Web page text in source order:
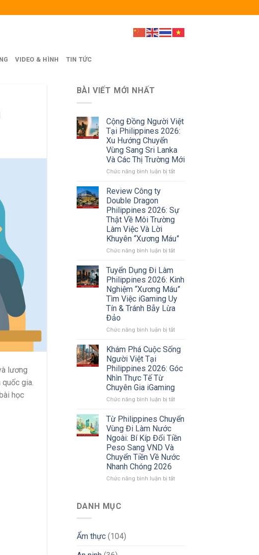
VIDEO & HÌNH TIN TỨC
lương
gia.
học
BÀI VIẾT MỚI NHẤT
Cộng Đồng Người Việt
Tại Philippines 2026:
Xu Hướng Chuyển
Vùng Sang Sri Lanka
Và Các Thị Trường Mới
Chức năng bình luận bị tắtở
Tại
Philippines
Xu
Hướng
Sri
Lanka
Và
Các
Mới
Review Công ty
Double Dragon
Philippines 2026: Sự
Thật Về Môi Trường
Làm Việc Và Lời
Khuyên “Xương Máu”
Chức năng bình luận bị tắtở
ty
Double
Dragon
Philippines
2026:
Thật
Trường
Việc
Lời
“Xương
Tuyển Dụng Đi Làm
Philippines 2026: Kinh
Nghiệm “Xương Máu”
Tìm Việc iGaming Uy
Tín & Tránh Bẫy Lừa
Đảo
Chức năng bình luận bị tắtở
Đi
Philippines
Nghiệm
Máu”
Tìm
iGaming
Tín
Bẫy
Khám Phá Cuộc Sống
Người Việt Tại
Philippines 2026: Góc
Nhìn Thực Tế Từ
Chuyên Gia iGaming
Chức năng bình luận bị tắtở
Phá
Cuộc
Người
Tại
2026:
Từ Philippines Chuyển
Vùng Đi Làm Nước
Ngoài: Bí Kíp Đổi Tiền
Peso Sang VND Và
Chuyển Tiền Về Nước
Nhanh Chóng 2026
Chức năng bình luận bị tắtở
DANH MỤC
Ẩm thực(104)